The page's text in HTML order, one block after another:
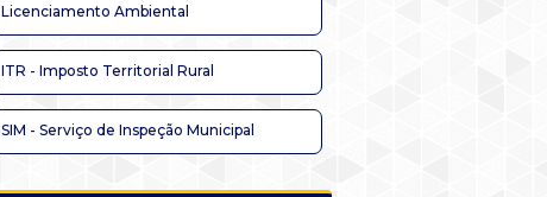
Licenciamento Ambiental
ITR - Imposto Territorial Rural
SIM - Serviço de Inspeção Municipal